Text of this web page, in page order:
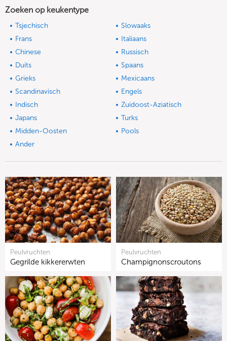
Zoeken op keukentype
Tsjechisch
Slowaaks
Frans
Italiaans
Chinese
Russisch
Duits
Spaans
Grieks
Mexicaans
Scandinavisch
Engels
Indisch
Zuidoost-Aziatisch
Japans
Turks
Midden-Oosten
Pools
Ander
Peulvruchten
Gegrilde kikkererwten
Peulvruchten
Champignonscroutons